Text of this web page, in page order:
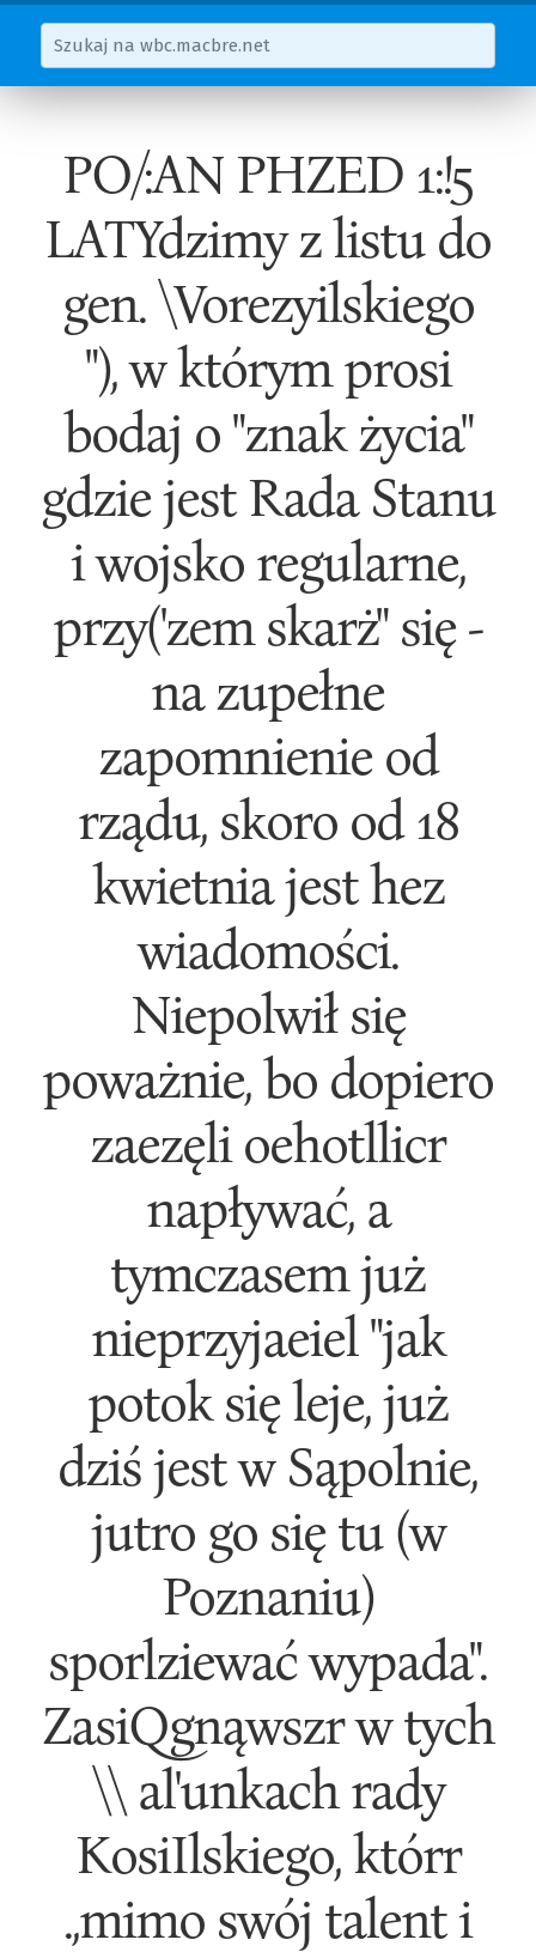
PO/:AN PHZED 1:!5
LATYdzimy z listu do
gen. \Vorezyilskiego
"), w którym prosi
bodaj o "znak życia"
gdzie jest Rada Stanu
i wojsko regularne,
przy('zem skarż" się -
na zupełne
zapomnienie od
rządu, skoro od 18
kwietnia jest hez
wiadomości.
Niepolwił się
poważnie, bo dopiero
zaezęli oehotllicr
napływać, a
tymczasem już
nieprzyjaeiel "jak
potok się leje, już
dziś jest w Sąpolnie,
jutro go się tu (w
Poznaniu)
sporlziewać wypada".
ZasiQgnąwszr w tych
\\ al'unkach rady
KosiIlskiego, którr
.,mimo swój talent i